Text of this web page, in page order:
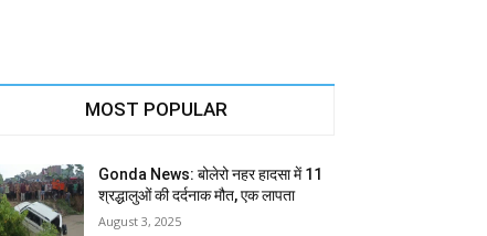
MOST POPULAR
Gonda News: बोलेरो नहर हादसा में 11
श्रद्धालुओं की दर्दनाक मौत, एक लापता
August 3, 2025